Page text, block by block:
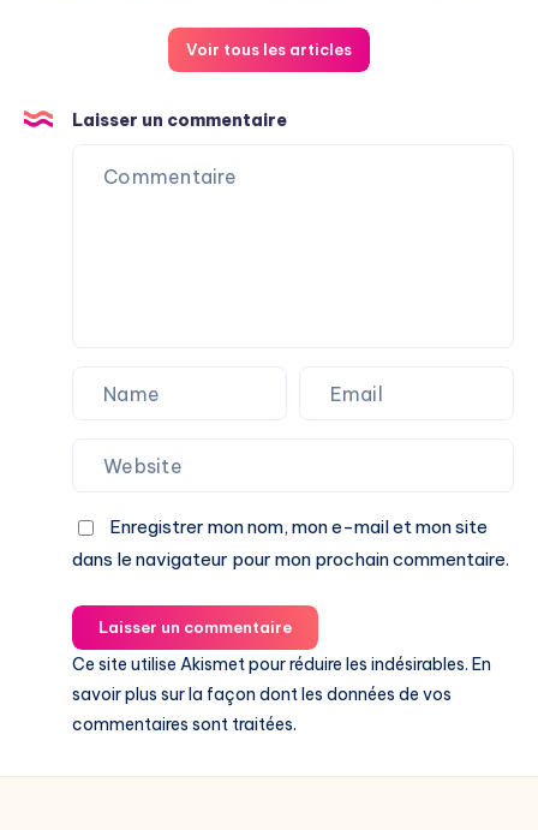
Voir tous les articles
Laisser un commentaire
Enregistrer mon nom, mon e-mail et mon site
dans le navigateur pour mon prochain commentaire.
Laisser un commentaire
Ce site utilise Akismet pour réduire les indésirables. En
savoir plus sur la façon dont les données de vos
commentaires sont traitées.